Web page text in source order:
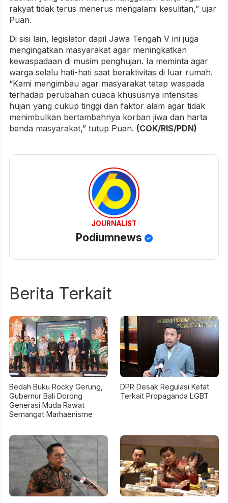
rakyat tidak terus menerus mengalami kesulitan,” ujar
Puan.
Di sisi lain, legislator dapil Jawa Tengah V ini juga
mengingatkan masyarakat agar meningkatkan
kewaspadaan di musim penghujan. Ia meminta agar
warga selalu hati-hati saat beraktivitas di luar rumah.
“Kami mengimbau agar masyarakat tetap waspada
terhadap perubahan cuaca khususnya intensitas
hujan yang cukup tinggi dan faktor alam agar tidak
menimbulkan bertambahnya korban jiwa dan harta
benda masyarakat,” tutup Puan. (COK/RIS/PDN)
JOURNALIST
Podiumnews
Berita Terkait
Bedah Buku Rocky Gerung,
Gubernur Bali Dorong
Generasi Muda Rawat
Semangat Marhaenisme
DPR Desak Regulasi Ketat
Terkait Propaganda LGBT